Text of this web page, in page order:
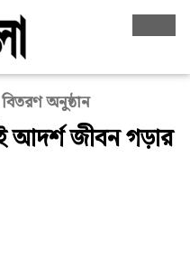
অনুষ্ঠান
আদর্শ জীবন গড়ার